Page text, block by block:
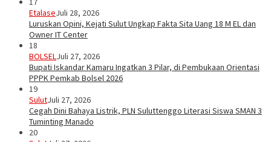
EtalaseJuli 28, 2026
Luruskan Opini, Kejati Sulut Ungkap Fakta Sita Uang 18 M EL dan
Owner IT Center
18
BOLSELJuli 27, 2026
Bupati Iskandar Kamaru Ingatkan 3 Pilar, di Pembukaan Orientasi
PPPK Pemkab Bolsel 2026
19
SulutJuli 27, 2026
Cegah Dini Bahaya Listrik, PLN Suluttenggo Literasi Siswa SMAN 3
Tuminting Manado
20